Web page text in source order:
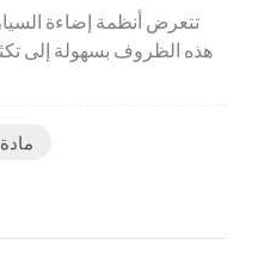
تتعرض أنظمة إضاءة
هذه الظروف بسهولة إلى